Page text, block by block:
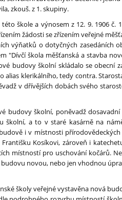
zkouš. z 1. skupiny.
škole a výnosem z 12. 9. 1906 č.
žádosti se zřízením veřejné
výňatků o dotyčných zasedáních
"Dívčí škola měšťanská a stavba
budovy školní skládalo se obecní
klerikálního, tedy contra.
v dřívějších dobách svého
budovy školní, poněvadž
a to v staré kasárně na
i v místnosti
Kosíkovi, zároveň i
místností pro uschování kočárů.
novou, nebo jen vhodnou
školy veřejné vystavěna nová